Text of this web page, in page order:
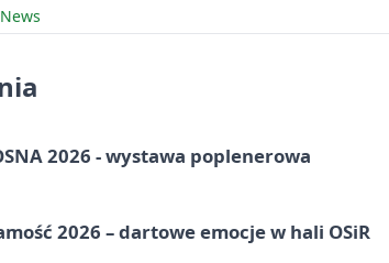
2026 - wystawa poplenerowa
2026 – dartowe emocje w hali OSiR